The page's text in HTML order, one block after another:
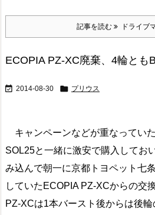
記事を読む ドライブ
ECOPIA PZ-XC廃棄、4輪とも
 2014-08-30  プリウス
キャンペーンなどが重なってい
SOL25と一緒に激安で購入してお
み込んで朝一に京都トヨペット七
していたECOPIA PZ-XCからの交
PZ-XCは1本バースト後からは後